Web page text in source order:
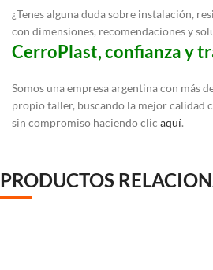
¿Tenes alguna duda sobre instalación,
con dimensiones, recomendaciones y
CerroPlast, confianza y
Somos una empresa argentina con más
propio taller, buscando la mejor calidad
sin compromiso haciendo clic aquí.
PRODUCTOS